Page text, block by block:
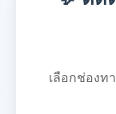
เลือกช่อง